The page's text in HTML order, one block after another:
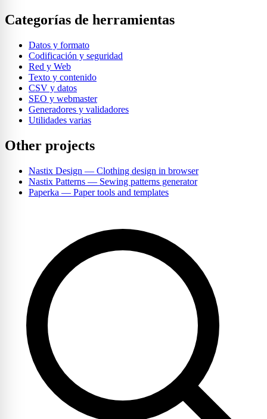
Categorías de herramientas
Datos y formato
Codificación y seguridad
Red y Web
Texto y contenido
CSV y datos
SEO y webmaster
Generadores y validadores
Utilidades varias
Other projects
Nastix Design — Clothing design in browser
Nastix Patterns — Sewing patterns generator
Paperka — Paper tools and templates